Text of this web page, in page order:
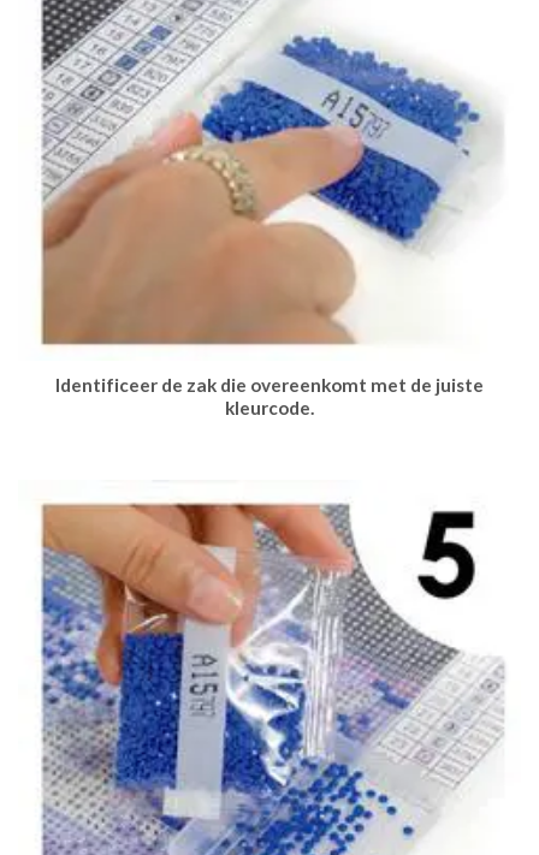
Identificeer de zak die overeenkomt met de juiste
kleurcode.